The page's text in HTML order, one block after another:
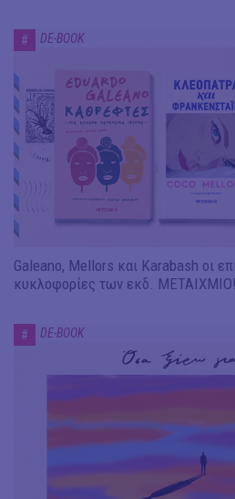
# DE-BOOK
Galeano, Mellors και Karabash οι
κυκλοφορίες των εκδ. ΜΕΤΑΙΧΜΙΟ!
# DE-BOOK